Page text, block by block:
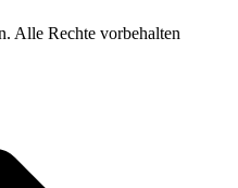
Alle Rechte vorbehalten